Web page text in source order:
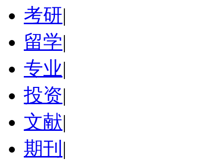
考研|
留学|
专业|
投资|
文献|
期刊 |